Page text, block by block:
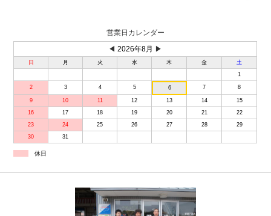
営業日カレンダー
◀ 2026年8月 ▶
日 月 火 水 木 金
土
1
2 3 4 5 6 7 8
9 10 11 12 13 14
15
16
17 18 19 20 21
22
23
24 25 26 27 28
29
30
31
休日